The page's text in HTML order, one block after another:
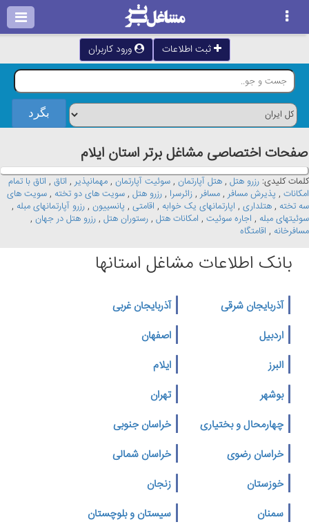
ثبت اطلاعات ورود کاربران
صفحات اختصاصی مشاغل برتر استان ايلام
کلمات کلیدی: رزرو هتل , هتل آپارتمان , سوئیت آپارتمان , مهمانپذیر , اتاق , اتاق با تمام
امکانات , پذیرش مسافر , مسافر , زائرسرا , رزرو هتل , سویت های دو تخته , سویت های
سه تخته , هتلداری , اپارتمانهای یک خوابه , اقامتی , پانسییون , رزرو آپارتمانهای مبله ,
سوئیتهای مبله , اجاره سوئیت , امکانات هتل , رستوران هتل , رزرو هتل در جهان ,
مسافرخانه , اقامتگاه
بانک اطلاعات مشاغل استانها
آذربایجان شرقی
آذربایجان غربی
اردبیل
اصفهان
البرز
ایلام
بوشهر
تهران
چهارمحال و بختیاری
خراسان جنوبی
خراسان رضوی
خراسان شمالی
خوزستان
زنجان
سمنان
سیستان و بلوچستان